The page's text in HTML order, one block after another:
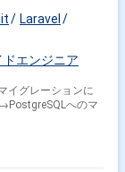
Laravel
エンジニア
イグレーションに
へのマ